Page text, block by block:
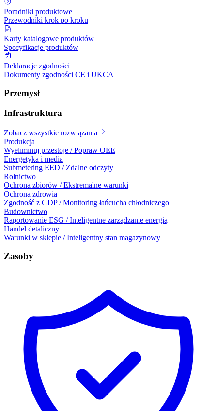
Poradniki produktowe
Przewodniki krok po kroku
Karty katalogowe produktów
Specyfikacje produktów
Deklaracje zgodności
Dokumenty zgodności CE i UKCA
Przemysł
Infrastruktura
Zobacz wszystkie rozwiązania
Produkcja
Wyeliminuj przestoje / Popraw OEE
Energetyka i media
Submetering EED / Zdalne odczyty
Rolnictwo
Ochrona zbiorów / Ekstremalne warunki
Ochrona zdrowia
Zgodność z GDP / Monitoring łańcucha chłodniczego
Budownictwo
Raportowanie ESG / Inteligentne zarządzanie energią
Handel detaliczny
Warunki w sklepie / Inteligentny stan magazynowy
Zasoby